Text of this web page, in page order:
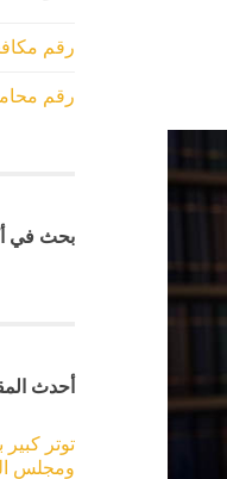
رقم
رقم
بحث في أكثر من 50
أحدث
توتر
ومجلس